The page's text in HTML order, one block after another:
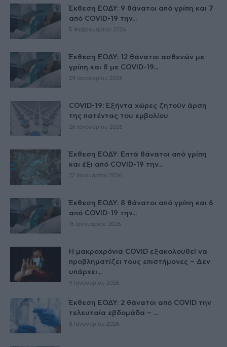
Έκθεση ΕΟΔΥ: 9 θάνατοι από γρίπη και 7
από COVID-19 την...
5 Φεβρουαρίου 2026
Έκθεση ΕΟΔΥ: 12 θάνατοι ασθενών με
γρίπη και 8 με COVID-19...
29 Ιανουαρίου 2026
COVID-19: Εξήντα χώρες ζητούν άρση
της πατέντας του εμβολίου
26 Ιανουαρίου 2026
Έκθεση ΕΟΔΥ: Επτά θάνατοι από γρίπη
και έξι από COVID-19 την...
22 Ιανουαρίου 2026
Έκθεση ΕΟΔΥ: 8 θάνατοι από γρίπη και 6
από COVID-19 την...
15 Ιανουαρίου 2026
Η μακροχρόνια COVID εξακολουθεί να
προβληματίζει τους επιστήμονες – Δεν
υπάρχει...
9 Ιανουαρίου 2026
Έκθεση ΕΟΔΥ: 2 θάνατοι από COVID την
τελευταία εβδομάδα – ...
8 Ιανουαρίου 2026